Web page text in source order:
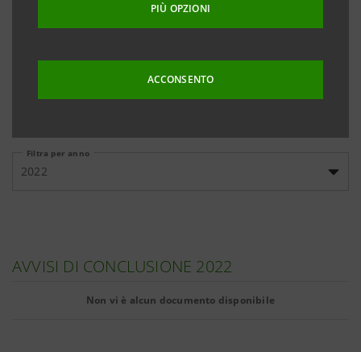
PIÙ OPZIONI
ACCONSENTO
Filtra per anno
2022
AVVISI DI CONCLUSIONE 2022
Non vi è alcun documento disponibile